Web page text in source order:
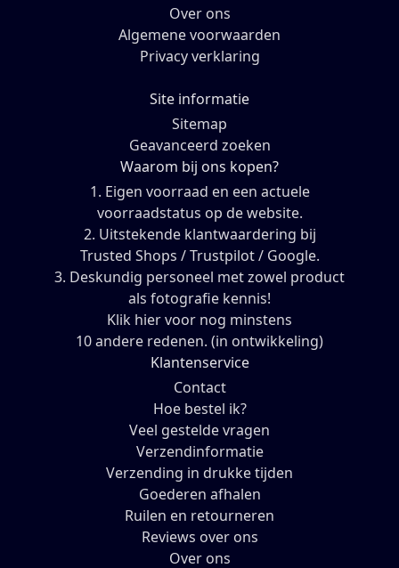
Over ons
Algemene voorwaarden
Privacy verklaring
Site informatie
Sitemap
Geavanceerd zoeken
Waarom bij ons kopen?
1. Eigen voorraad en een actuele
voorraadstatus op de website.
2. Uitstekende klantwaardering bij
Trusted Shops / Trustpilot / Google.
3. Deskundig personeel met zowel product
als fotografie kennis!
Klik hier voor nog minstens
10 andere redenen. (in ontwikkeling)
Klantenservice
Contact
Hoe bestel ik?
Veel gestelde vragen
Verzendinformatie
Verzending in drukke tijden
Goederen afhalen
Ruilen en retourneren
Reviews over ons
Over ons